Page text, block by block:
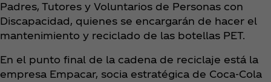
Padres, Tutores y Voluntarios de Personas con
Discapacidad, quienes se encargarán de hacer el
mantenimiento y reciclado de las botellas PET.
En el punto final de la cadena de reciclaje está la
empresa Empacar, socia estratégica de Coca‑Cola